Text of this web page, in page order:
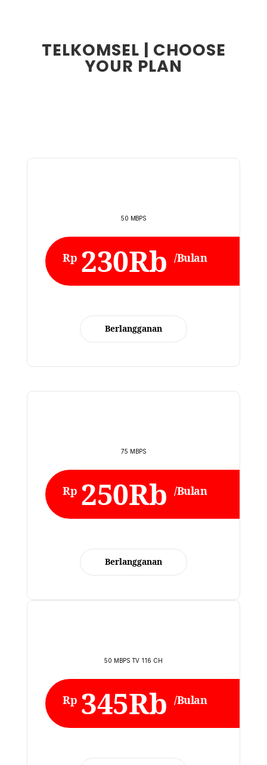
TELKOMSEL | CHOOSE
YOUR PLAN
50 MBPS
Rp 230Rb /Bulan
Berlangganan
75 MBPS
Rp 250Rb /Bulan
Berlangganan
50 MBPS TV 116 CH
Rp 345Rb /Bulan